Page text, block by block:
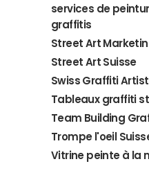
services de
graffitis
Street Art
Street Art Suisse
Swiss Graffiti Artist
Tableaux graffiti
Team Building
Trompe l'oeil
Vitrine peinte à la